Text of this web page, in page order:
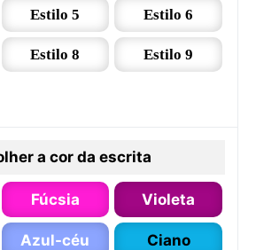
Estilo 5 Estilo 6
Estilo 8 Estilo 9
a cor da escrita
Fúcsia Violeta
Azul-céu Ciano